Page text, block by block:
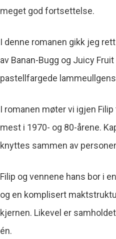
meget god fortsettelse.
I denne romanen gikk jeg
av Banan-Bugg og Juicy
pastellfargede
I romanen møter vi igjen
mest i 1970- og 80-årene.
knyttes sammen av
Filip og vennene hans bor i
og en komplisert
kjernen. Likevel er
én.